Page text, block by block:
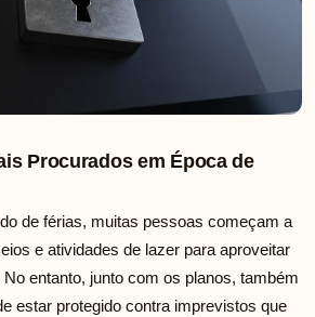
Procurados em Época de
de férias, muitas pessoas começam a
e atividades de lazer para aproveitar
entanto, junto com os planos, também
estar protegido contra imprevistos que